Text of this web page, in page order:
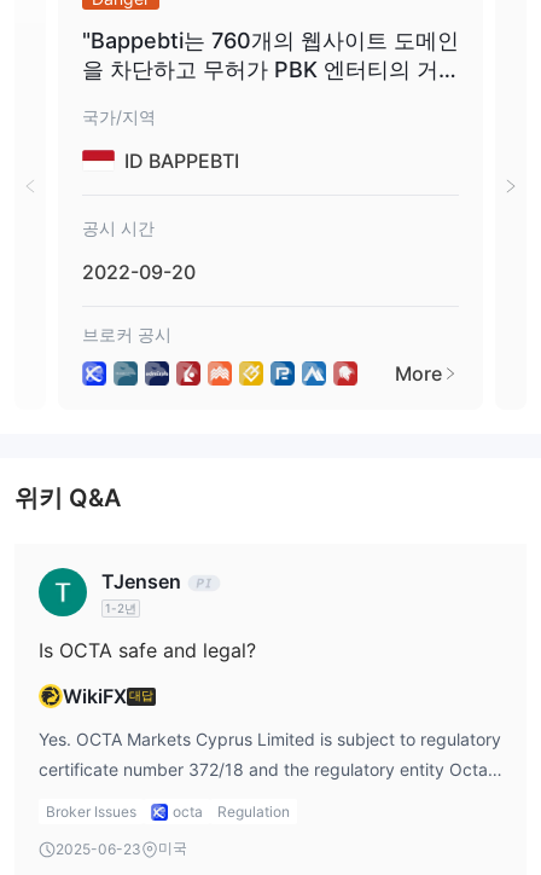
제한된 결제 옵션을 지원합니다.
최소 입금 또는 출금 금액은 모두50 EUR입니다.
모든 입금 및 출금은
처리될 수 있습니다.
고객 지원 옵션
Octa는 긴급 상황에 대처할 수 없게 되는 전화나 실시간 채팅 대신
을 제공합니다. 또한 Facebook, Twitter, Instagram과 같은
"Bappebti는 760개의 웹사이트 도메인
을 차단하고 무허가 PBK 엔터티의 거
국가/지역
ID BAPPEBTI
공시 시간
2022-09-20
브로커 공시
More
위키 Q&A
TJensen
1-2년
Is OCTA safe and legal?
WikiFX대답
Yes. OCTA Markets Cyprus Limited is subject to regulatory
certificate number 372/18 and the regulatory entity Octa
Markets Cyprus Ltd. This means that OCTA Markets'
brokers are safe.
Broker Issues octa Regulation
2025-06-23 미국